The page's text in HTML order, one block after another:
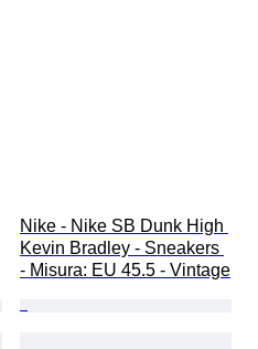
Nike - Nike SB Dunk High
Kevin Bradley - Sneakers
- Misura: EU 45.5 - Vintage